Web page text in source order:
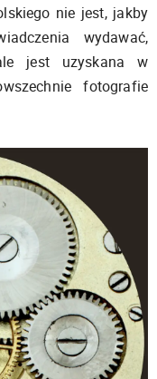
nie jest, jakby
wydawać,
jest uzyskana w
fotografie